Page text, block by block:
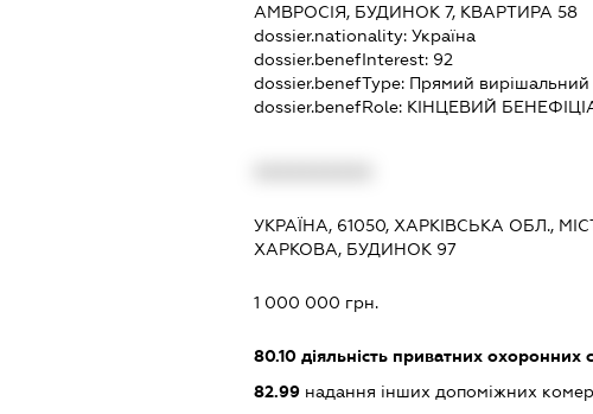
АМВРОСІЯ, БУДИНОК 7, КВАРТИРА 58
dossier.nationality:Україна
dossier.benefInterest: 92
dossier.benefType: Прямий вирішальний
dossier.benefRole: КІНЦЕВИЙ
УКРАЇНА, 61050, ХАРКІВСЬКА ОБЛ.,
ХАРКОВА, БУДИНОК 97
1 000 000 грн.
80.10 діяльність приватних охоронних
82.99 надання інших допоміжних